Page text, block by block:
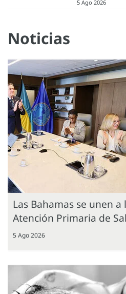
5 Ago 2026
Noticias
Las Bahamas se unen
Atención Primaria de
5 Ago 2026